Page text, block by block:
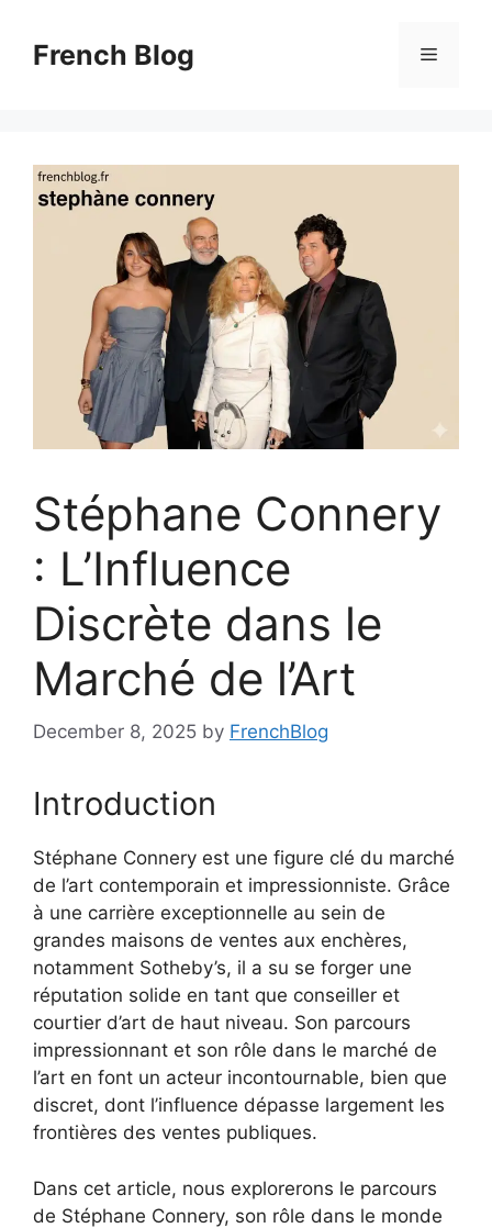
contentFrench Blog Menu
Stéphane Connery
: L’Influence
Discrète dans le
Marché de l’Art
December 8, 2025 by FrenchBlog
Introduction
Stéphane Connery est une figure clé du marché
de l’art contemporain et impressionniste. Grâce
à une carrière exceptionnelle au sein de
grandes maisons de ventes aux enchères,
notamment Sotheby’s, il a su se forger une
réputation solide en tant que conseiller et
courtier d’art de haut niveau. Son parcours
impressionnant et son rôle dans le marché de
l’art en font un acteur incontournable, bien que
discret, dont l’influence dépasse largement les
frontières des ventes publiques.
Dans cet article, nous explorerons le parcours
de Stéphane Connery, son rôle dans le monde